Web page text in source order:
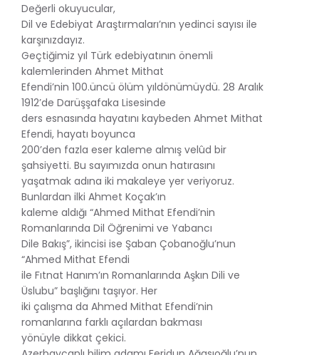
Değerli okuyucular,
Dil ve Edebiyat Araştırmaları’nın yedinci sayısı ile
karşınızdayız.
Geçtiğimiz yıl Türk edebiyatının önemli
kalemlerinden Ahmet Mithat
Efendi’nin 100.üncü ölüm yıldönümüydü. 28 Aralık
1912’de Darüşşafaka Lisesinde
ders esnasında hayatını kaybeden Ahmet Mithat
Efendi, hayatı boyunca
200’den fazla eser kaleme almış velûd bir
şahsiyetti. Bu sayımızda onun hatırasını
yaşatmak adına iki makaleye yer veriyoruz.
Bunlardan ilki Ahmet Koçak’ın
kaleme aldığı “Ahmed Mithat Efendi’nin
Romanlarında Dil Öğrenimi ve Yabancı
Dile Bakış”, ikincisi ise Şaban Çobanoğlu’nun
“Ahmed Mithat Efendi
ile Fıtnat Hanım’ın Romanlarında Aşkın Dili ve
Üslubu” başlığını taşıyor. Her
iki çalışma da Ahmed Mithat Efendi’nin
romanlarına farklı açılardan bakması
yönüyle dikkat çekici.